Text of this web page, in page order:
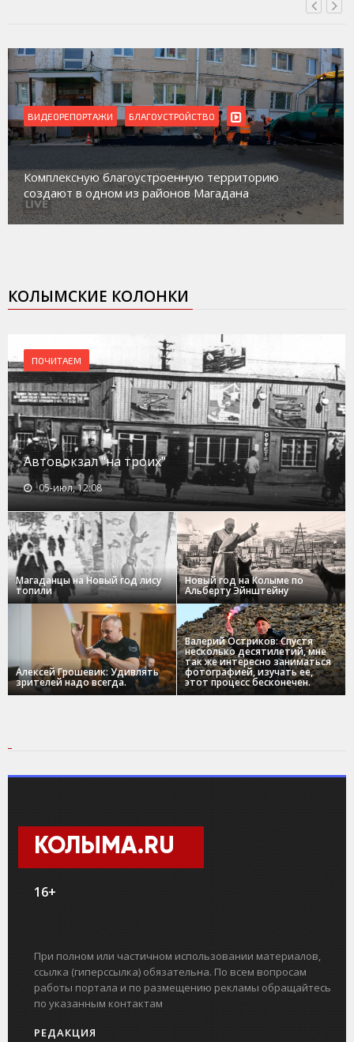
ВИДЕОРЕПОРТАЖИ БЛАГОУСТРОЙСТВО
Комплексную благоустроенную территорию
создают в одном из районов Магадана
КОЛЫМСКИЕ КОЛОНКИ
ПОЧИТАЕМ
Автовокзал "на троих"
05-июл, 12:08
Магаданцы на Новый год лису
топили
Новый год на Колыме по
Альберту Эйнштейну
Алексей Грошевик: Удивлять
зрителей надо всегда.
Валерий Остриков: Спустя
несколько десятилетий, мне
так же интересно заниматься
фотографией, изучать ее,
этот процесс бесконечен.
КОЛЫМА.RU
16+
При полном или частичном использовании материалов,
ссылка (гиперссылка) обязательна. По всем вопросам
работы портала и по размещению рекламы обращайтесь
по указанным контактам
РЕДАКЦИЯ